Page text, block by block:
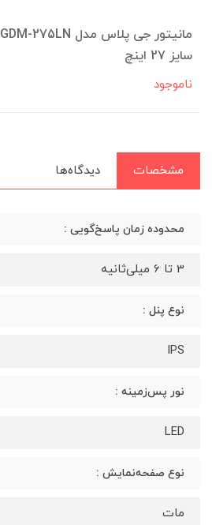
مانیتور جی پلاس مدل GDM-275LN
سایز 27 اینچ
ناموجود
مشخصات دیدگاه‌ها
محدوده زمان پاسخ‌گویی :
3 تا 6 میلی‌ثانیه
نوع پنل :
IPS
نور پس‌زمینه :
LED
نوع صفحه‌نمایش :
مات